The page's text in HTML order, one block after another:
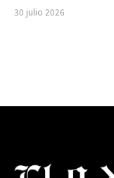
30 julio 2026